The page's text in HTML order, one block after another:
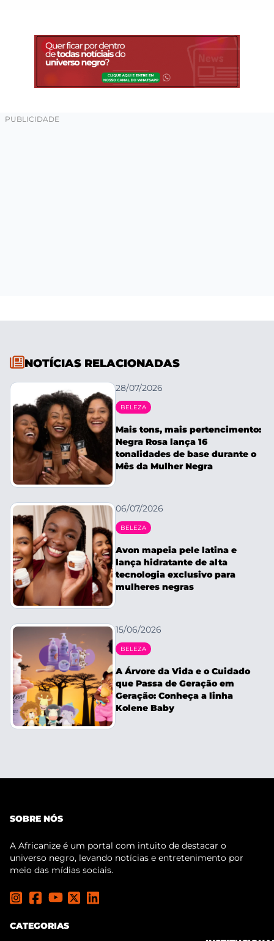
NOTÍCIAS RELACIONADAS
28/07/2026
BELEZA
Mais tons, mais pertencimento:
Negra Rosa lança 16
tonalidades de base durante o
Mês da Mulher Negra
06/07/2026
BELEZA
Avon mapeia pele latina e
lança hidratante de alta
tecnologia exclusivo para
mulheres negras
15/06/2026
BELEZA
A Árvore da Vida e o Cuidado
que Passa de Geração em
Geração: Conheça a linha
Kolene Baby
SOBRE NÓS
A Africanize é um portal com intuito de destacar o
universo negro, levando notícias e entretenimento por
meio das mídias sociais.
CATEGORIAS